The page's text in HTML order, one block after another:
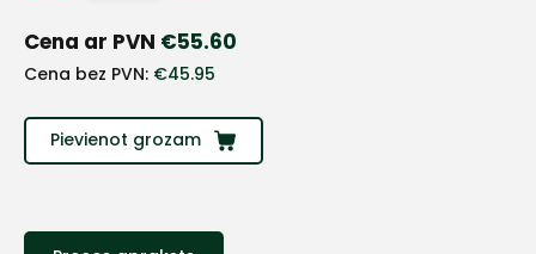
Cena ar PVN €55.60
Cena bez PVN: €45.95
Pievienot grozam